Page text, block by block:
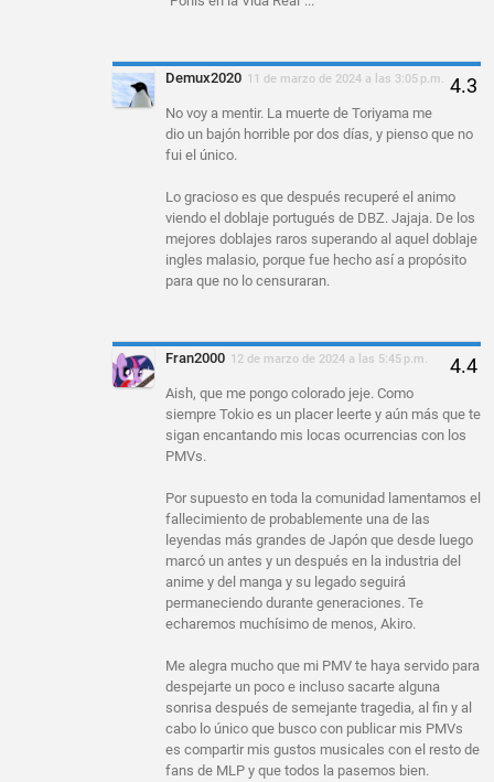
Demux2020 11 de marzo de 2024 a las 3:05 p.m.
No voy a mentir. La muerte de Toriyama me
dio un bajón horrible por dos días, y pienso que no
fui el único.
Lo gracioso es que después recuperé el animo
viendo el doblaje portugués de DBZ. Jajaja. De los
mejores doblajes raros superando al aquel doblaje
ingles malasio, porque fue hecho así a propósito
para que no lo censuraran.
Fran2000 12 de marzo de 2024 a las 5:45 p.m.
Aish, que me pongo colorado jeje. Como
siempre Tokio es un placer leerte y aún más que te
sigan encantando mis locas ocurrencias con los
PMVs.
Por supuesto en toda la comunidad lamentamos el
fallecimiento de probablemente una de las
leyendas más grandes de Japón que desde luego
marcó un antes y un después en la industria del
anime y del manga y su legado seguirá
permaneciendo durante generaciones. Te
echaremos muchísimo de menos, Akiro.
Me alegra mucho que mi PMV te haya servido para
despejarte un poco e incluso sacarte alguna
sonrisa después de semejante tragedia, al fin y al
cabo lo único que busco con publicar mis PMVs
es compartir mis gustos musicales con el resto de
fans de MLP y que todos la pasemos bien.